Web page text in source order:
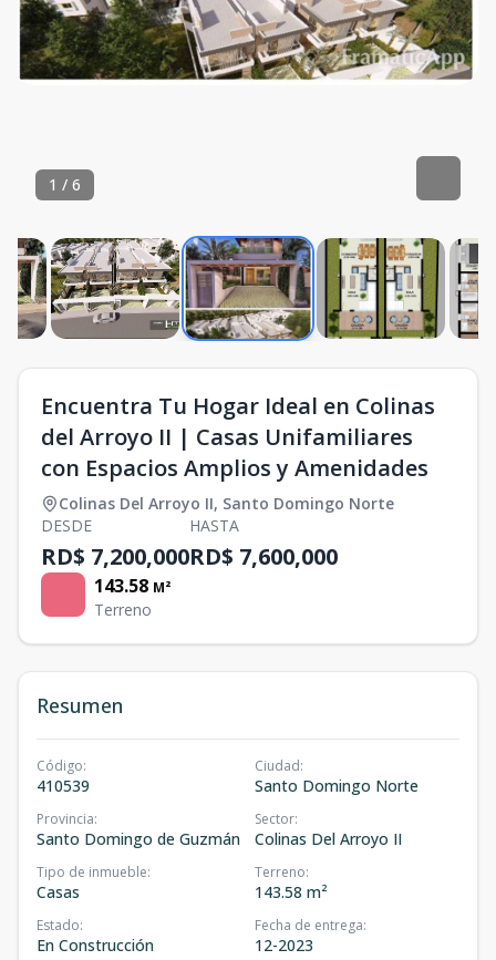
1 / 6
Encuentra Tu Hogar Ideal en Colinas
del Arroyo II | Casas Unifamiliares
con Espacios Amplios y Amenidades
Colinas Del Arroyo II, Santo Domingo Norte
DESDE
RD$ 7,200,000
HASTA
RD$ 7,600,000
143.58 M²
Terreno
Resumen
Código:
410539
Ciudad:
Santo Domingo Norte
Provincia:
Santo Domingo de Guzmán
Sector:
Colinas Del Arroyo II
Tipo de inmueble:
Casas
Terreno:
143.58 m²
Estado:
En Construcción
Fecha de entrega:
12-2023